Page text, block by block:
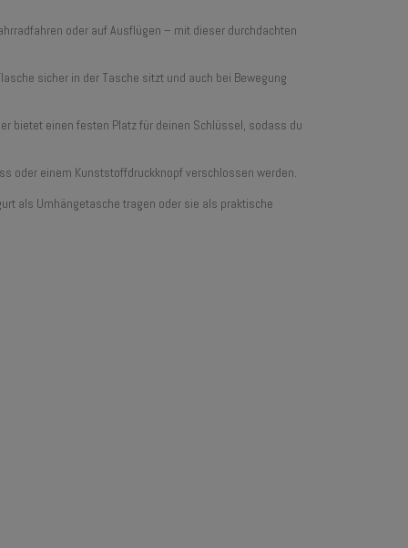
oder auf Ausflügen – mit dieser durchdachten
sicher in der Tasche sitzt und auch bei Bewegung
bietet einen festen Platz für deinen Schlüssel, sodass du
oder einem Kunststoffdruckknopf verschlossen werden.
als Umhängetasche tragen oder sie als praktische